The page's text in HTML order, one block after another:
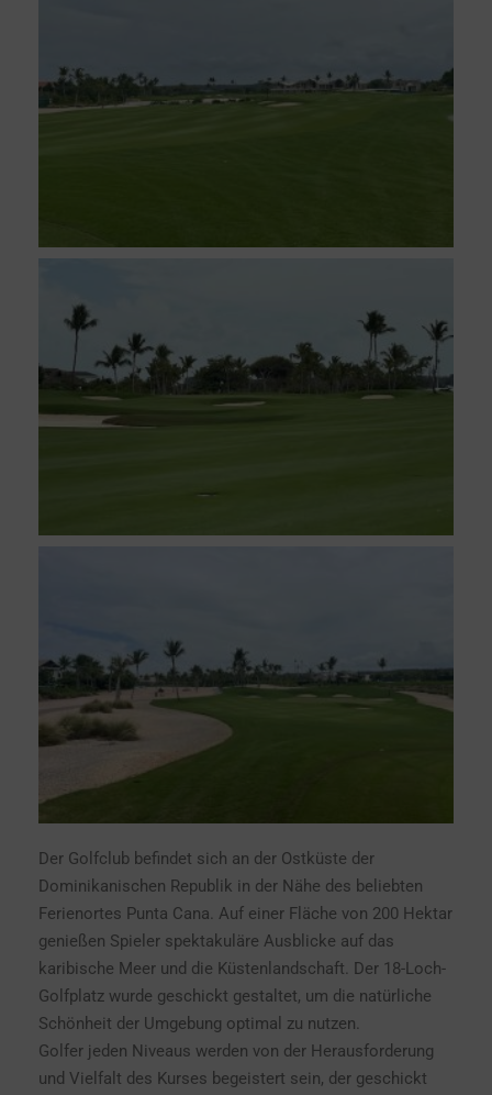
Der Golfclub befindet sich an der Ostküste der
Dominikanischen Republik in der Nähe des beliebten
Ferienortes Punta Cana. Auf einer Fläche von 200 Hektar
genießen Spieler spektakuläre Ausblicke auf das
karibische Meer und die Küstenlandschaft. Der 18-Loch-
Golfplatz wurde geschickt gestaltet, um die natürliche
Schönheit der Umgebung optimal zu nutzen.
Golfer jeden Niveaus werden von der Herausforderung
und Vielfalt des Kurses begeistert sein, der geschickt